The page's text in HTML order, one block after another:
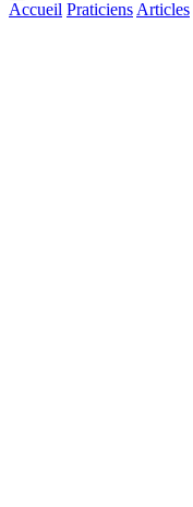
Accueil Praticiens Articles